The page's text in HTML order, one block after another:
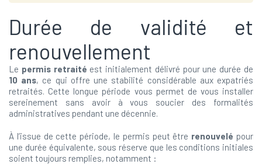
Durée de validité et
renouvellement
Le permis retraité est initialement délivré pour une durée de
10 ans, ce qui offre une stabilité considérable aux expatriés
retraités. Cette longue période vous permet de vous installer
sereinement sans avoir à vous soucier des formalités
administratives pendant une décennie.
À l’issue de cette période, le permis peut être renouvelé pour
une durée équivalente, sous réserve que les conditions initiales
soient toujours remplies, notamment :